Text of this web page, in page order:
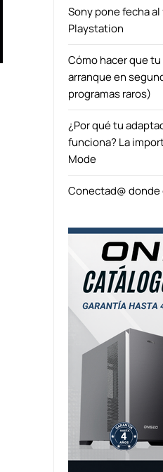
Sony pone fecha
Playstation
Cómo hacer que
arranque en
programas raros)
¿Por qué tu
funciona? La
Mode
Conectad@